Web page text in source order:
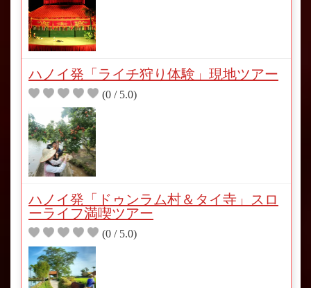
ハノイ発「ライチ狩り体験」現地ツアー
(0 / 5.0)
ハノイ発「ドゥンラム村＆タイ寺」スロ
ーライフ満喫ツアー
(0 / 5.0)